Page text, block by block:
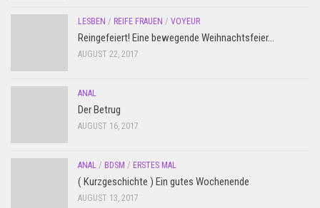
LESBEN / REIFE FRAUEN / VOYEUR
Reingefeiert! Eine bewegende Weihnachtsfeier…
AUGUST 22, 2017
ANAL
Der Betrug
AUGUST 16, 2017
ANAL / BDSM / ERSTES MAL
( Kurzgeschichte ) Ein gutes Wochenende
AUGUST 13, 2017